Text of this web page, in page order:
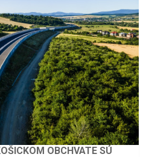
OBCHVATE SÚ